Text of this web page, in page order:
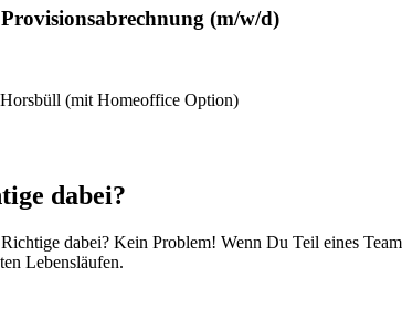
Provisionsabrechnung (m/w/d)
(mit Homeoffice Option)
dabei?
dabei? Kein Problem! Wenn Du Teil eines
Lebensläufen.